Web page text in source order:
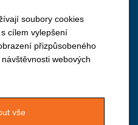
soubory cookies
cílem vylepšení
přizpůsobeného
webových
vše
332, předvolba 2